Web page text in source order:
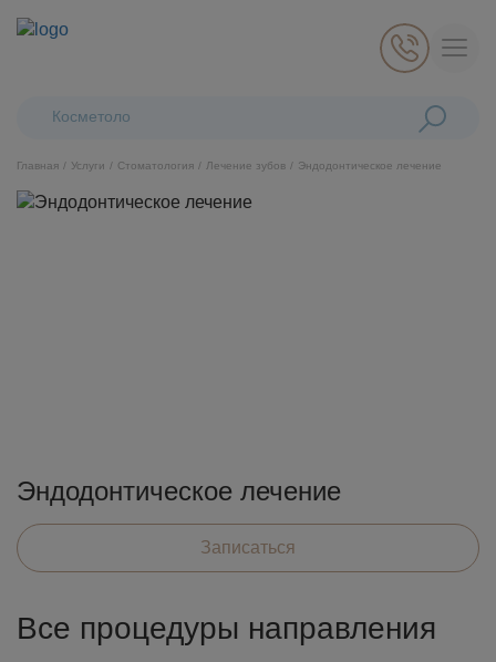
Поиск:Косметологическ
Главная Услуги Стоматология Лечение зубов Эндодонтическое лечение
Эндодонтическое лечение
Записаться
Все процедуры направления